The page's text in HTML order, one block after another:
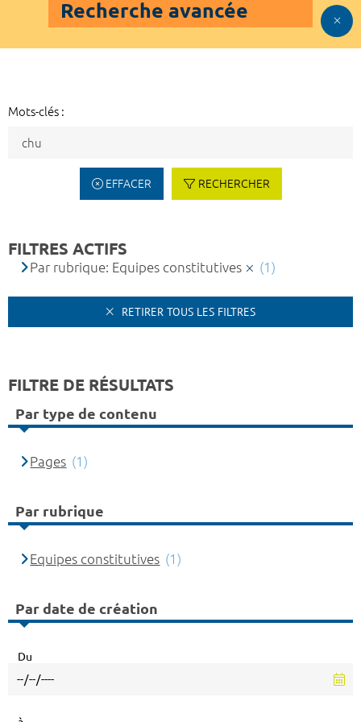
Recherche avancée
Mots-clés :
EFFACER RECHERCHER
FILTRES ACTIFS
Par rubrique: Equipes constitutives (1)
RETIRER TOUS LES FILTRES
FILTRE DE RÉSULTATS
Par type de contenu
Pages (1)
Par rubrique
Equipes constitutives (1)
Par date de création
Du